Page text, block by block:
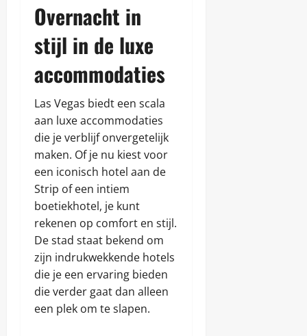
Overnacht in
stijl in de luxe
accommodaties
Las Vegas biedt een scala
aan luxe accommodaties
die je verblijf onvergetelijk
maken. Of je nu kiest voor
een iconisch hotel aan de
Strip of een intiem
boetiekhotel, je kunt
rekenen op comfort en stijl.
De stad staat bekend om
zijn indrukwekkende hotels
die je een ervaring bieden
die verder gaat dan alleen
een plek om te slapen.